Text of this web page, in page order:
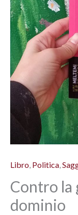
Libro, Politica,
Contro la
dominio